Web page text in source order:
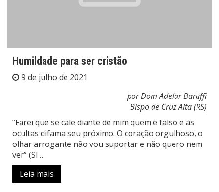
Humildade para ser cristão
9 de julho de 2021
porDom Adelar Baruffi
Bispo de Cruz Alta (RS)
“Farei que se cale diante de mim quem é falso e às
ocultas difama seu próximo. O coração orgulhoso, o
olhar arrogante não vou suportar e não quero nem
ver” (Sl …
Leia mais